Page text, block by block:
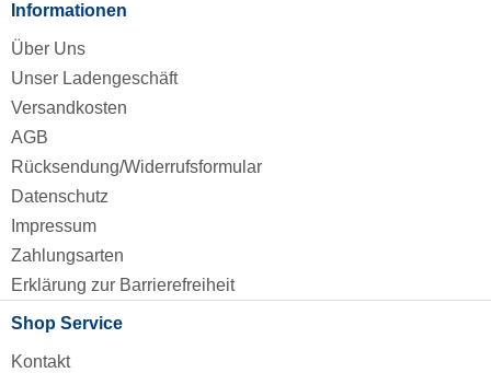
Informationen
Über Uns
Unser Ladengeschäft
Versandkosten
AGB
Rücksendung/Widerrufsformular
Datenschutz
Impressum
Zahlungsarten
Erklärung zur Barrierefreiheit
Shop Service
Kontakt